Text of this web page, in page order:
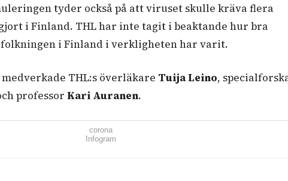
tyder också på att viruset skulle kräva flera
i Finland. THL har inte tagit i beaktande hur bra
i Finland i verkligheten har varit.
THL:s överläkare Tuija Leino,
professor Kari Auranen.
corona
Infogram